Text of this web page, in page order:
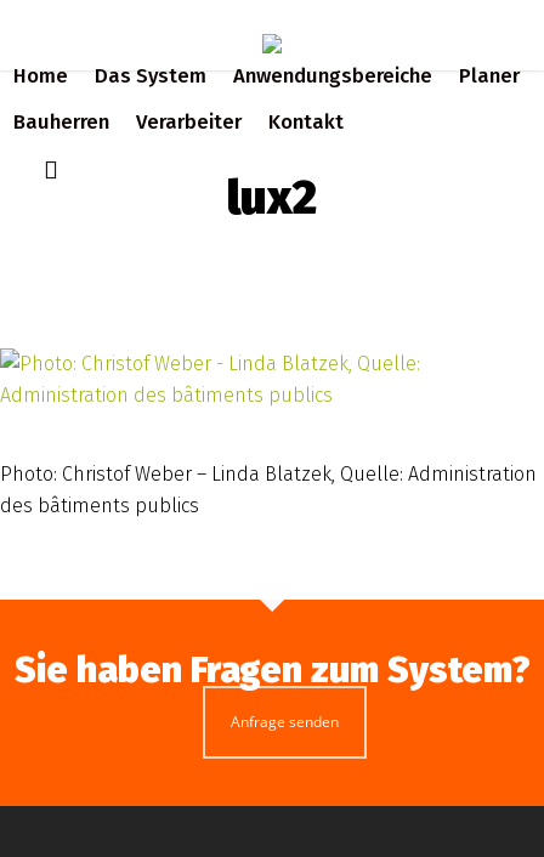
main
content
Home Das System Anwendungsbereiche
Planer
Bauherren
Verarbeiter Kontakt
lux2
Photo: Christof Weber – Linda Blatzek, Quelle: Administration
des bâtiments publics
Sie haben Fragen zum System?
Anfrage senden